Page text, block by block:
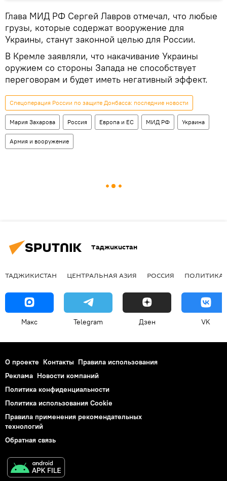
Глава МИД РФ Сергей Лавров отмечал, что любые
грузы, которые содержат вооружение для
Украины, станут законной целью для России.
В Кремле заявляли, что накачивание Украины
оружием со стороны Запада не способствует
переговорам и будет иметь негативный эффект.
Спецоперация России по защите Донбасса: последние новости
Мария Захарова Россия Европа и ЕС МИД РФ Украина
Армия и вооружение
Таджикистан
ТАДЖИКИСТАН ЦЕНТРАЛЬНАЯ АЗИЯ РОССИЯ ПОЛИТИКА
Макс Telegram Дзен VK
О проекте Контакты Правила использования
Реклама Новости компаний
Политика конфиденциальности
Политика использования Cookie
Правила применения рекомендательных
технологий
Обратная связь